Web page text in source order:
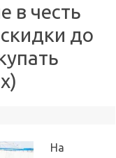
в честь
до
На